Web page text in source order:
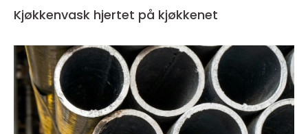
Kjøkkenvask hjertet på kjøkkenet